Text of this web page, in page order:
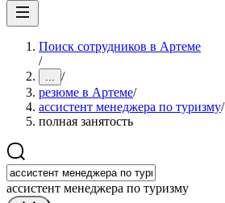
Поиск сотрудников в Артеме
/
... /
резюме в Артеме/
ассистент менеджера по туризму/
полная занятость
ассистент менеджера по туризму